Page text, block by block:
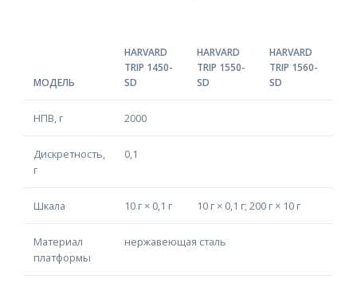
МОДЕЛЬ
HARVARD
TRIP 1450-
SD
HARVARD
TRIP 1550-
SD
HARVARD
TRIP 1560-
SD
НПВ, г 2000
Дискретность,
г
0,1
Шкала 10 г × 0,1 г 10 г × 0,1 г; 200 г × 10 г
Материал
платформы
нержавеющая сталь